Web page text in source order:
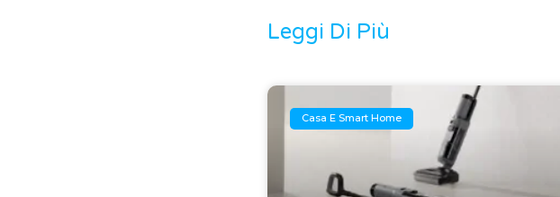
Leggi Di Più
Casa E Smart Home